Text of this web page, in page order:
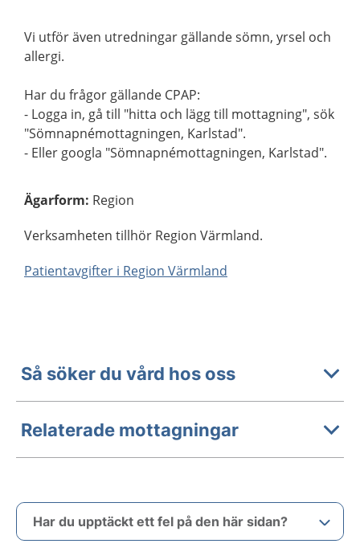
Vi utför även utredningar gällande sömn, yrsel och
allergi.
Har du frågor gällande CPAP:
- Logga in, gå till "hitta och lägg till mottagning", sök
"Sömnapnémottagningen, Karlstad".
- Eller googla "Sömnapnémottagningen, Karlstad".
Ägarform: Region
Verksamheten tillhör Region Värmland.
Patientavgifter i Region Värmland
Så söker du vård hos oss
Relaterade mottagningar
Har du upptäckt ett fel på den här sidan?